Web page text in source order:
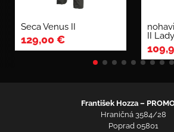
Seca Venus II
129,00€
II Lady
František Hozza –
Hraničná 3584/28
Poprad 05801